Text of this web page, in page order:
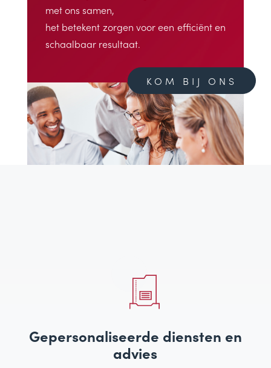
met ons samen,
het betekent zorgen voor een efficiënt en
schaalbaar resultaat.
KOM BIJ ONS
Gepersonaliseerde diensten en
advies